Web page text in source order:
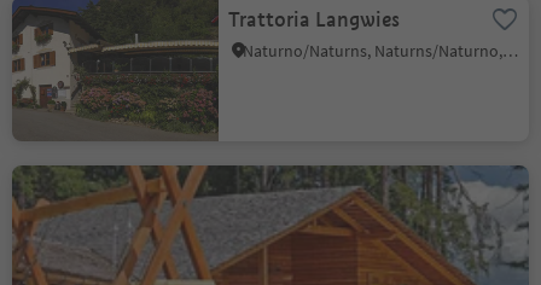
Trattoria Langwies
Naturno/Naturns, Naturns/Naturno, Meran/Merano and environs
Ütia Al Cir
Piccolino/Pikolein, San Martin /San Martino, Dolomites Region Kronplatz/Plan de Corones